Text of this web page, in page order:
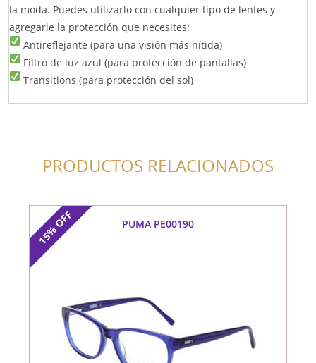
la moda. Puedes utilizarlo con cualquier tipo de lentes y
agregarle la protección que necesites:
Antireflejante (para una visión más nítida)
Filtro de luz azul (para protección de pantallas)
Transitions (para protección del sol)
PRODUCTOS RELACIONADOS
15%
OFF PUMA PE00190